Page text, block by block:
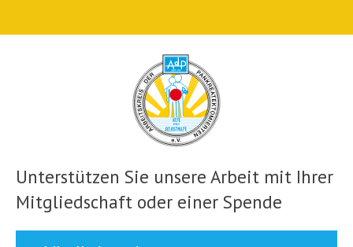
Unterstützen Sie unsere Arbeit mit Ihrer
Mitgliedschaft oder einer Spende